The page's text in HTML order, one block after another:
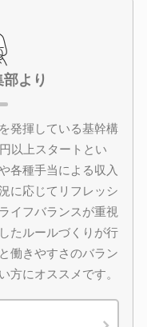
より
発揮している基幹構
以上スタートとい
各種手当による収入
に応じてリフレッシ
イフバランスが重視
たルールづくりが行
働きやすさのバラン
方にオススメです。